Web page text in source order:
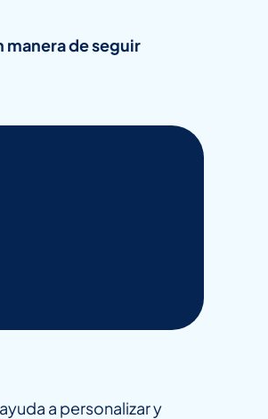
manera de seguir
a personalizar y